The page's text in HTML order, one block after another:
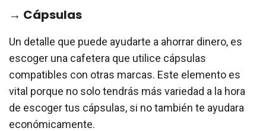
→ Cápsulas
Un detalle que puede ayudarte a ahorrar dinero, es
escoger una cafetera que utilice cápsulas
compatibles con otras marcas. Este elemento es
vital porque no solo tendrás más variedad a la hora
de escoger tus cápsulas, si no también te ayudara
económicamente.